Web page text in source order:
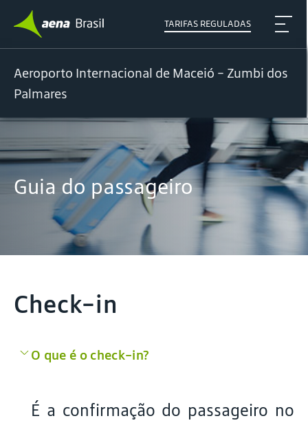
TARIFAS REGULADAS
Aeroporto Internacional de Maceió - Zumbi dos
Palmares
Guia do passageiro
Check-in
O que é o check-in?
É a confirmação do passageiro no